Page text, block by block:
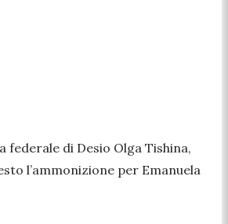
federale di Desio Olga Tishina,
l’ammonizione per Emanuela